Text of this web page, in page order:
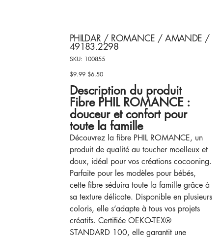
PHILDAR / ROMANCE / AMANDE /
49183.2298
SKU:
SKU
100855
100855
Original
price
$9.99 Sale
price
$6.50
Description du produit
Fibre PHIL ROMANCE :
douceur et confort pour
toute la famille
Découvrez la fibre PHIL ROMANCE, un
produit de qualité au toucher moelleux et
doux, idéal pour vos créations cocooning.
Parfaite pour les modèles pour bébés,
cette fibre séduira toute la famille grâce à
sa texture délicate. Disponible en plusieurs
coloris, elle s’adapte à tous vos projets
créatifs. Certifiée OEKO-TEX®
STANDARD 100, elle garantit une